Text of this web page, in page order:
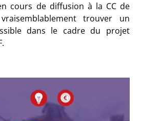
cours de diffusion à la CC de
trouver un
dans le cadre du projet